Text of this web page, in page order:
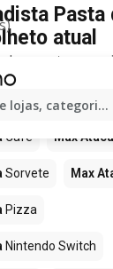
lojas,
Pasta
atual
encontrar
em
Café Max
Sorvete Max
Pizza
Nintendo Switch